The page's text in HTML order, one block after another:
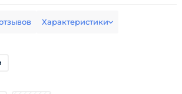
Характеристики